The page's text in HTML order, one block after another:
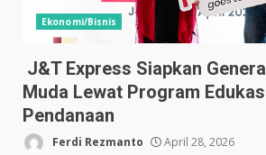
Ekonomi/Bisnis
J&T Express Siapkan
Muda Lewat Program
Pendanaan
Ferdi Rezmanto April 28, 2026